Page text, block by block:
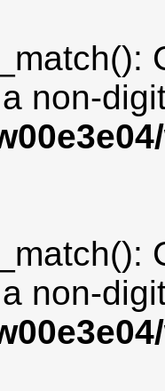
non-
non-